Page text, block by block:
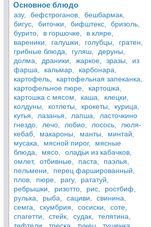
Основное блюдо
азу, бефстроганов,
бешбармак,
бигус,
биточки, бифштекс,
бризоль,
бурито,
в горшочке,
в кляре,
вареники,
галушки, голубцы,
гратен,
грибные блюда,
гуляш,
деруны,
долма,
драники, жаркое, зразы,
из
фарша,
кальмар,
карбонара,
картофель,
картофельная запеканка,
картофельное пюре,
картошка,
картошка с мясом,
каша,
клецки,
колдуны,
котлеты, крокеты,
курица,
кутья,
лазанья, лапша,
ласточкино
гнездо,
лечо, лобио, лосось,
люля-
кебаб,
макароны, манты,
минтай,
мусака,
мясной пирог,
мясные
блюда,
мясо,
оладьи из кабачков,
омлет,
отбивные, паста,
паэлья,
пельмени,
перец фаршированный,
плов,
пюре, рагу,
рататуй,
ребрышки,
ризотто, рис,
ростбиф,
рулька,
рыба, сациви,
свинина,
семга,
скумбрия, сосиски,
соте,
спагетти,
стейк, судак,
телятина,